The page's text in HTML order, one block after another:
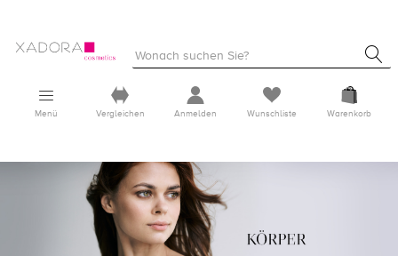
Menü Vergleichen Anmelden Wunschliste Warenkorb